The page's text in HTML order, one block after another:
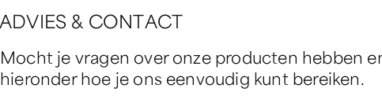
DVIES & CONTACT
Mocht je vragen over onze producten hebben
hieronder hoe je ons eenvoudig kunt bereiken.